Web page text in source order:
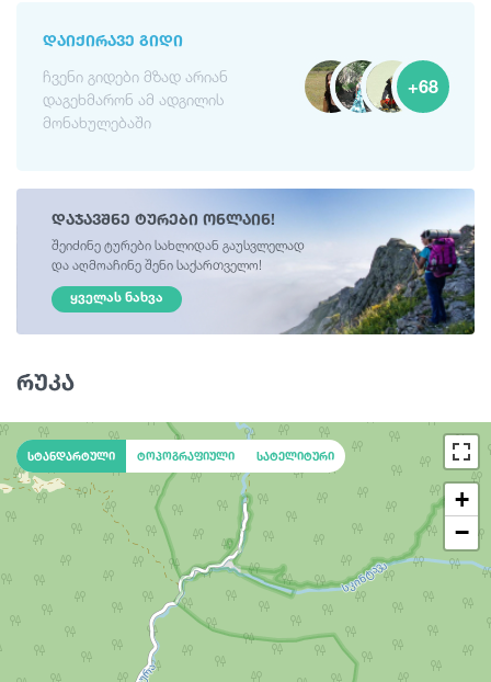
ᲓᲐᲘᲥᲘᲠᲐᲕᲔ ᲒᲘᲓᲘ
ჩვენი გიდები მზად არიან
დაგეხმარონ ამ ადგილის
მონახულებაში
+68
დაჯავშნე ტურები ონლაინ!
შეიძინე ტურები სახლიდან გაუსვლელად
და აღმოაჩინე შენი საქართველო!
ᲧᲕᲔᲚᲐᲡ ᲜᲐᲮᲕᲐ
რუკა
+
−
სტანდარტული ტოპოგრაფიული სატელიტური